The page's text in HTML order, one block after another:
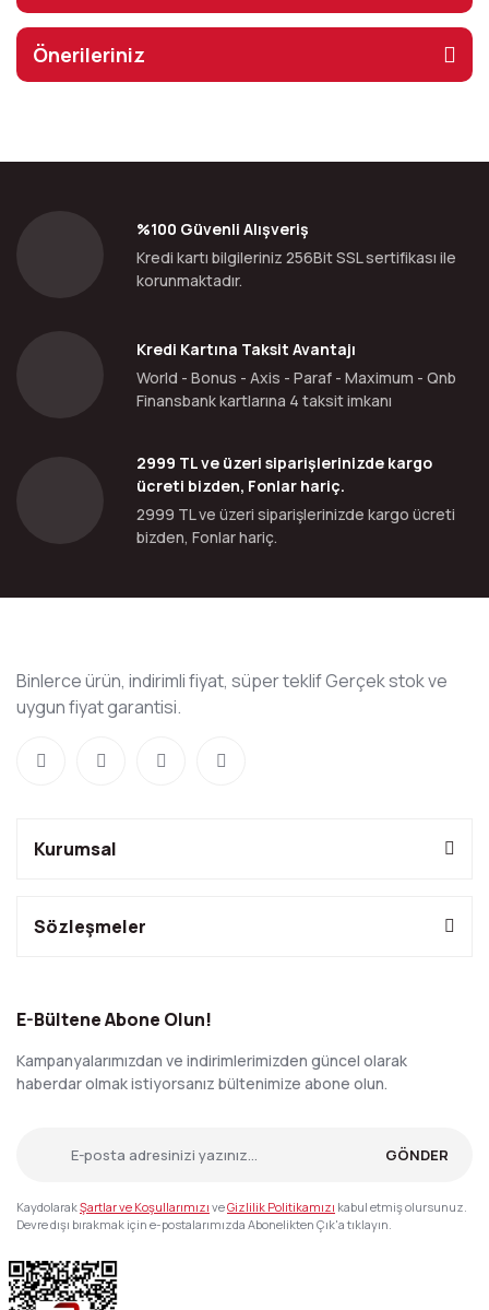
Önerileriniz
%100 Güvenli Alışveriş
Kredi kartı bilgileriniz 256Bit SSL sertifikası ile
korunmaktadır.
Kredi Kartına Taksit Avantajı
World - Bonus - Axis - Paraf - Maximum - Qnb
Finansbank kartlarına 4 taksit imkanı
2999 TL ve üzeri siparişlerinizde kargo
ücreti bizden, Fonlar hariç.
2999 TL ve üzeri siparişlerinizde kargo ücreti
bizden, Fonlar hariç.
Binlerce ürün, indirimli fiyat, süper teklif Gerçek stok ve
uygun fiyat garantisi.
Kurumsal
Sözleşmeler
E-Bültene Abone Olun!
Kampanyalarımızdan ve indirimlerimizden güncel olarak
haberdar olmak istiyorsanız bültenimize abone olun.
GÖNDER
KaydolarakŞartlar ve Koşullarımızı veGizlilik Politikamızı kabul etmiş olursunuz.
Devre dışı bırakmak için e-postalarımızda Abonelikten Çık'a tıklayın.